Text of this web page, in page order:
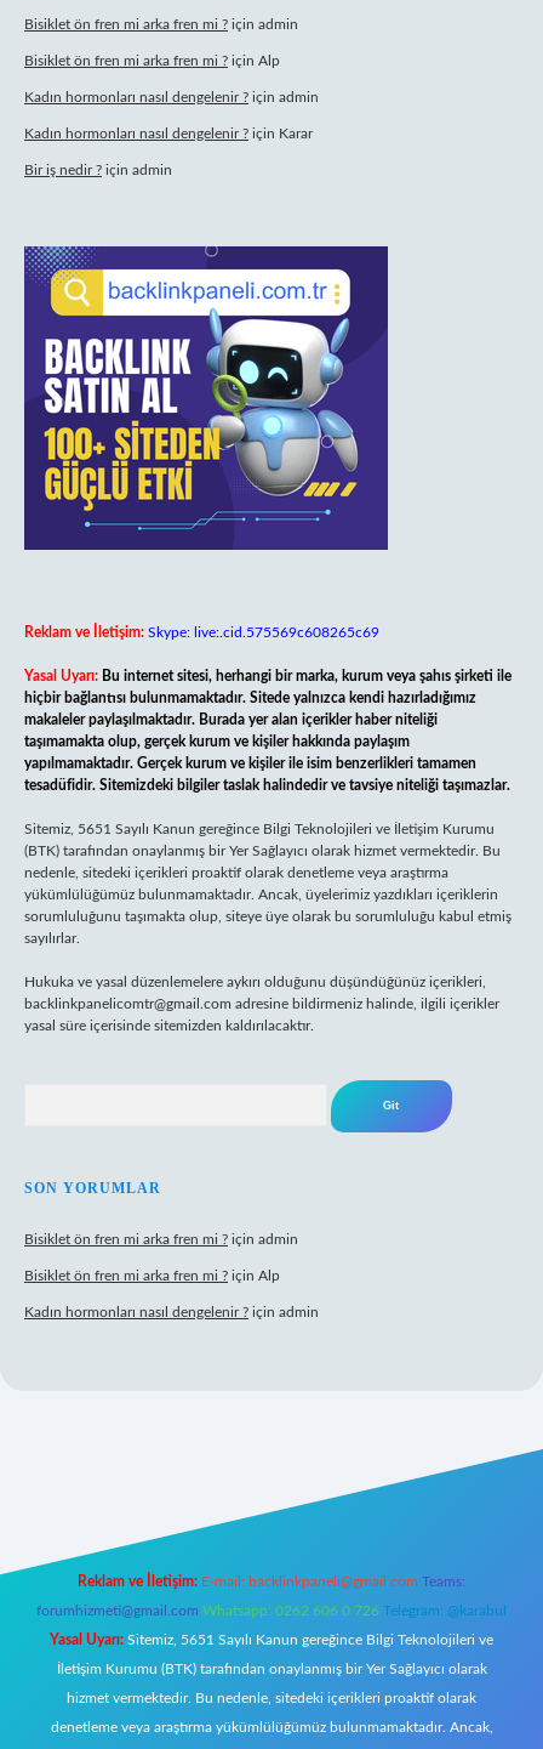
Bisiklet ön fren mi arka fren mi ? için admin
Bisiklet ön fren mi arka fren mi ? için Alp
Kadın hormonları nasıl dengelenir ? için admin
Kadın hormonları nasıl dengelenir ? için Karar
Bir iş nedir ? için admin
Reklam ve İletişim: Skype: live:.cid.575569c608265c69
Yasal Uyarı: Bu internet sitesi, herhangi bir marka, kurum veya şahıs şirketi ile
hiçbir bağlantısı bulunmamaktadır. Sitede yalnızca kendi hazırladığımız
makaleler paylaşılmaktadır. Burada yer alan içerikler haber niteliği
taşımamakta olup, gerçek kurum ve kişiler hakkında paylaşım
yapılmamaktadır. Gerçek kurum ve kişiler ile isim benzerlikleri tamamen
tesadüfidir. Sitemizdeki bilgiler taslak halindedir ve tavsiye niteliği taşımazlar.
Sitemiz, 5651 Sayılı Kanun gereğince Bilgi Teknolojileri ve İletişim Kurumu
(BTK) tarafından onaylanmış bir Yer Sağlayıcı olarak hizmet vermektedir. Bu
nedenle, sitedeki içerikleri proaktif olarak denetleme veya araştırma
yükümlülüğümüz bulunmamaktadır. Ancak, üyelerimiz yazdıkları içeriklerin
sorumluluğunu taşımakta olup, siteye üye olarak bu sorumluluğu kabul etmiş
sayılırlar.
Hukuka ve yasal düzenlemelere aykırı olduğunu düşündüğünüz içerikleri,
backlinkpanelicomtr@gmail.com adresine bildirmeniz halinde, ilgili içerikler
yasal süre içerisinde sitemizden kaldırılacaktır.
SON YORUMLAR
Bisiklet ön fren mi arka fren mi ? için admin
Bisiklet ön fren mi arka fren mi ? için Alp
Kadın hormonları nasıl dengelenir ? için admin
Reklam ve İletişim: E-mail: backlinkpaneli@gmail.com Teams:
forumhizmeti@gmail.com Whatsapp: 0262 606 0 726 Telegram: @karabul
Yasal Uyarı: Sitemiz, 5651 Sayılı Kanun gereğince Bilgi Teknolojileri ve
İletişim Kurumu (BTK) tarafından onaylanmış bir Yer Sağlayıcı olarak
hizmet vermektedir. Bu nedenle, sitedeki içerikleri proaktif olarak
denetleme veya araştırma yükümlülüğümüz bulunmamaktadır. Ancak,